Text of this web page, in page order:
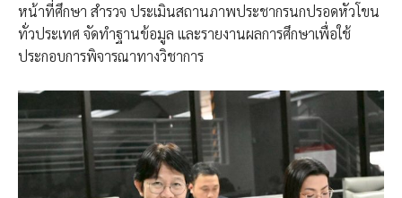
หน้าที่ศึกษา สำรวจ ประเมินสถานภาพประชากรนกปรอดหัวโขน
ทั่วประเทศ จัดทำฐานข้อมูล และรายงานผลการศึกษาเพื่อใช้
ประกอบการพิจารณาทางวิชาการ